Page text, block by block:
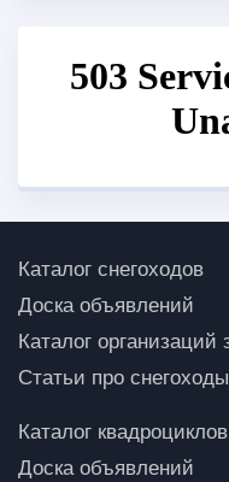
Каталог снегоходов
Доска объявлений
Каталог
Статьи про снегоходы
Каталог квадроциклов
Доска объявлений